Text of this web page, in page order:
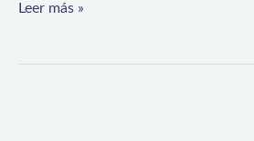
Leer más »